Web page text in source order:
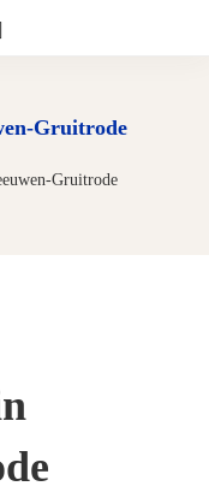
Gruitrode
Gruitrode